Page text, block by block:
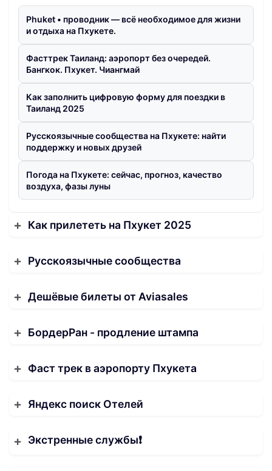
Phuket • проводник — всё необходимое для жизни
и отдыха на Пхукете.
Фасттрек Таиланд: аэропорт без очередей.
Бангкок. Пхукет. Чиангмай
Как заполнить цифровую форму для поездки в
Таиланд 2025
Русскоязычные сообщества на Пхукете: найти
поддержку и новых друзей
Погода на Пхукете: сейчас, прогноз, качество
воздуха, фазы луны
Как прилететь на Пхукет 2025
Русскоязычные сообщества
Дешёвые билеты от Aviasales
БордерРан - продление штампа
Фаст трек в аэропорту Пхукета
Яндекс поиск Отелей
Экстренные службы❗️